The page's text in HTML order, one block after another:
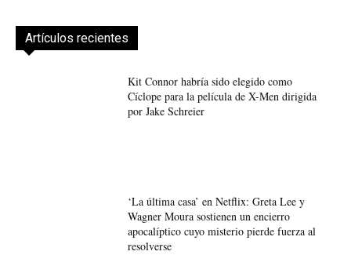
Artículos recientes
Kit Connor habría sido elegido como
Cíclope para la película de X-Men dirigida
por Jake Schreier
‘La última casa’ en Netflix: Greta Lee y
Wagner Moura sostienen un encierro
apocalíptico cuyo misterio pierde fuerza al
resolverse